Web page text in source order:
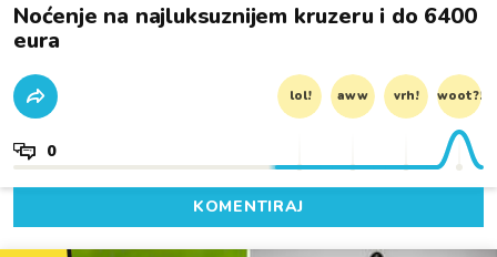
Noćenje na najluksuznijem kruzeru i do 6400
eura
lol! aww vrh! woot?!
0
KOMENTIRAJ